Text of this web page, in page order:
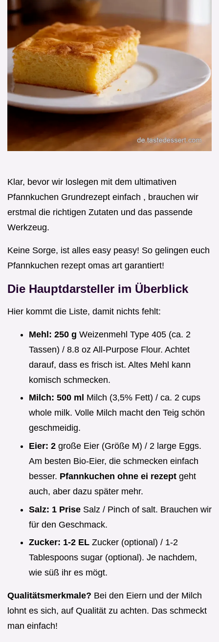
Klar, bevor wir loslegen mit dem ultimativen
Pfannkuchen Grundrezept einfach , brauchen wir
erstmal die richtigen Zutaten und das passende
Werkzeug.
Keine Sorge, ist alles easy peasy! So gelingen euch
Pfannkuchen rezept omas art garantiert!
Die Hauptdarsteller im Überblick
Hier kommt die Liste, damit nichts fehlt:
Mehl: 250 g Weizenmehl Type 405 (ca. 2
Tassen) / 8.8 oz All-Purpose Flour. Achtet
darauf, dass es frisch ist. Altes Mehl kann
komisch schmecken.
Milch: 500 ml Milch (3,5% Fett) / ca. 2 cups
whole milk. Volle Milch macht den Teig schön
geschmeidig.
Eier: 2 große Eier (Größe M) / 2 large Eggs.
Am besten Bio-Eier, die schmecken einfach
besser. Pfannkuchen ohne ei rezept geht
auch, aber dazu später mehr.
Salz: 1 Prise Salz / Pinch of salt. Brauchen wir
für den Geschmack.
Zucker: 1-2 EL Zucker (optional) / 1-2
Tablespoons sugar (optional). Je nachdem,
wie süß ihr es mögt.
Qualitätsmerkmale? Bei den Eiern und der Milch
lohnt es sich, auf Qualität zu achten. Das schmeckt
man einfach!